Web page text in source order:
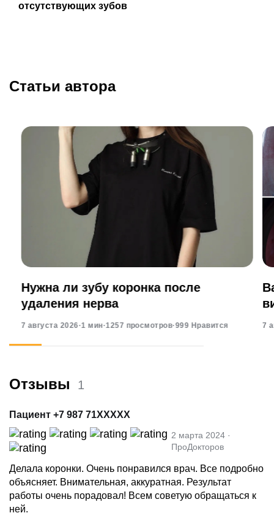
отсутствующих зубов
Статьи автора
Нужна ли зубу коронка после
удаления нерва
7 августа 2026·1 мин·1257 просмотров·999 Нравится 7
Отзывы 1
Пациент +7 987 71XXXXX
2 марта 2024 ·
ПроДокторов
Делала коронки. Очень понравился врач. Все подробно
объясняет. Внимательная, аккуратная. Результат
работы очень порадовал! Всем советую обращаться к
ней.